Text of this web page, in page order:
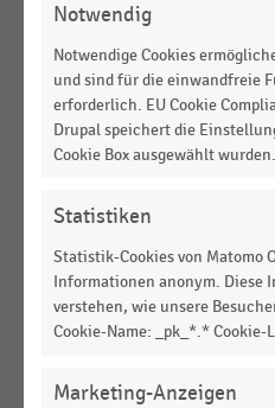
LEBENSMITTELHANDEL
in Deutschland (2017)
LEBENSMITTELHANDEL
Top-10-E-Food-
Onlineshop-
E-COMMERCE
Lebensmittel bei E-
(2016)
LEBENSMITTELHANDEL
Lebensmittel in
Notwendig
Notwendige Cookies
und sind für die einwandfreie
erforderlich. EU Cookie
Drupal speichert die
Cookie Box ausgewählt wurden.
Statistiken
Statistik-Cookies von Matomo
Informationen anonym. Diese
verstehen, wie unsere
Cookie-Name: _pk_*.* Cookie-
Marketing-Anzeigen